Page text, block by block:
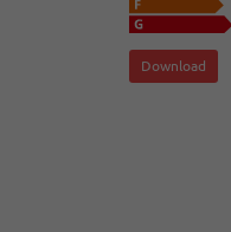
Download